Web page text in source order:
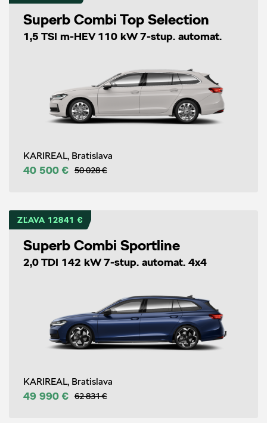
Superb Combi Top Selection
1,5 TSI m-HEV 110 kW 7-stup. automat.
KARIREAL, Bratislava
40 500 € 50 028 €
ZĽAVA 12841 €
Superb Combi Sportline
2,0 TDI 142 kW 7-stup. automat. 4x4
KARIREAL, Bratislava
49 990 € 62 831 €